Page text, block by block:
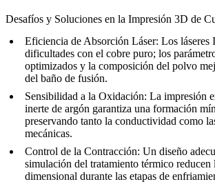
Desafíos y Soluciones en la Impresión 3D de
Eficiencia de Absorción Láser: Los láseres
dificultades con el cobre puro; los
optimizados y la composición del polvo
del baño de fusión.
Sensibilidad a la Oxidación: La impresión
inerte de argón garantiza una formación
preservando tanto la conductividad como
mecánicas.
Control de la Contracción: Un diseño
simulación del tratamiento térmico reducen
dimensional durante las etapas de